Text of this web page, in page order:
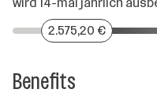
2.575,20 €
Benefits